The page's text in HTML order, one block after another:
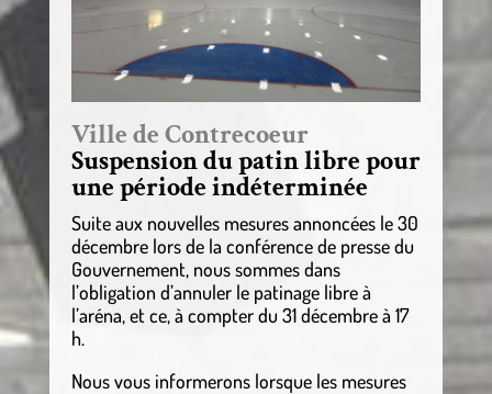
Ville de Contrecoeur
Suspension du patin libre pour
une période indéterminée
Suite aux nouvelles mesures annoncées le 30
décembre lors de la conférence de presse du
Gouvernement, nous sommes dans
l’obligation d’annuler le patinage libre à
l’aréna, et ce, à compter du 31 décembre à 17
h.
Nous vous informerons lorsque les mesures